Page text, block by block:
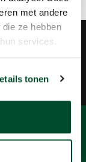
met andere
ze hebben
services.
tonen
artikel